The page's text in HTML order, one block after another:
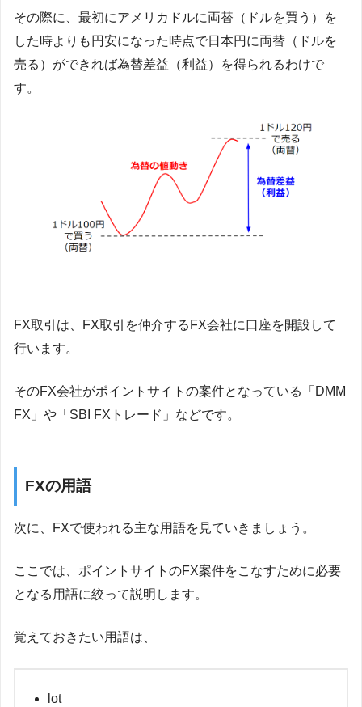
その際に、最初にアメリカドルに両替（ドルを買う）を
した時よりも円安になった時点で日本円に両替（ドルを
売る）ができれば為替差益（利益）を得られるわけで
す。
FX取引は、FX取引を仲介するFX会社に口座を開設して
行います。
そのFX会社がポイントサイトの案件となっている「DMM
FX」や「SBI FXトレード」などです。
FXの用語
次に、FXで使われる主な用語を見ていきましょう。
ここでは、ポイントサイトのFX案件をこなすために必要
となる用語に絞って説明します。
覚えておきたい用語は、
lot